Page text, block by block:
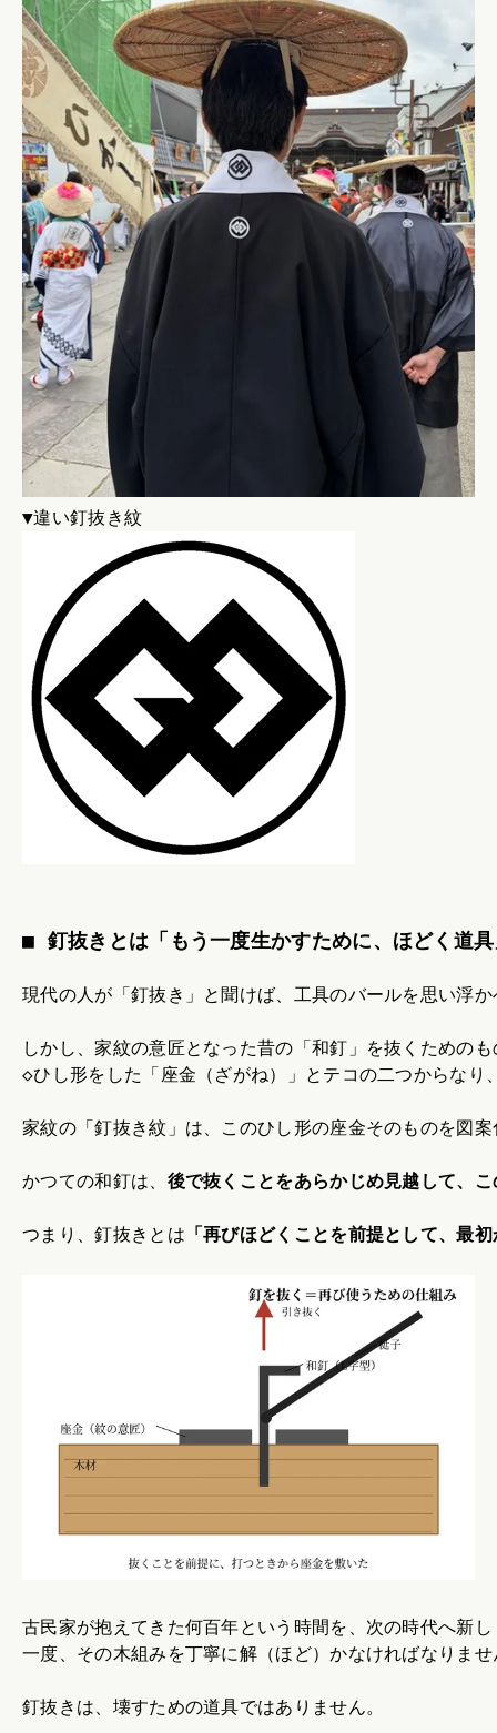
▼違い釘抜き紋
■ 釘抜きとは「もう一度生かすために、ほどく道
現代の人が「釘抜き」と聞けば、工具のバールを思い浮
しかし、家紋の意匠となった昔の「和釘」を抜くための
◇ひし形をした「座金（ざがね）」とテコの二つからな
家紋の「釘抜き紋」は、このひし形の座金そのものを図
かつての和釘は、 後で抜くことをあらかじめ見越して、
つまり、釘抜きとは 「再びほどくことを前提として、最
古民家が抱えてきた何百年という時間を、次の時代へ新
一度、その木組みを丁寧に解（ほど）かなければなりませ
釘抜きは、壊すための道具ではありません。